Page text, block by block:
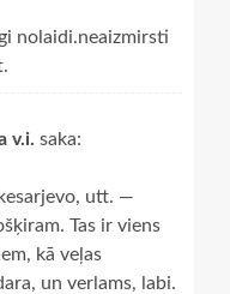
nolaidi.neaizmirsti
v.i. saka:
utt. —
Tas ir viens
kā veļas
un verlams, labi.